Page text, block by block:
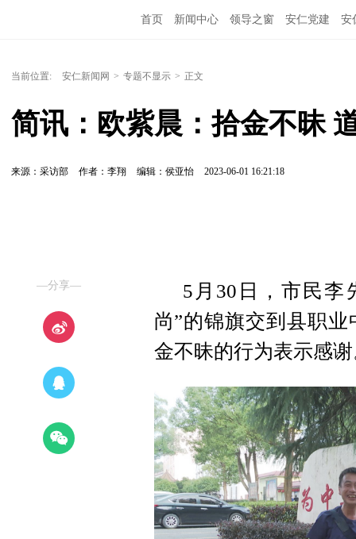
首页 新闻中心 领导之窗 安仁党建 安
当前位置: 安仁新闻网 > 专题不显示 > 正文
简讯：欧紫晨：拾金不昧
来源：采访部 作者：李翔 编辑：侯亚怡 2023-06-01 16:21:18
—分享—
5月30日，市民李
尚”的锦旗交到县职
金不昧的行为表示感